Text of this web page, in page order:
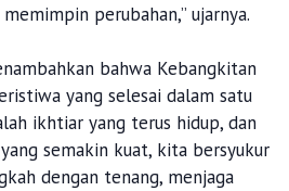
perubahan,” ujarnya.
bahwa Kebangkitan
yang selesai dalam satu
ikhtiar yang terus hidup, dan
semakin kuat, kita bersyukur
dengan tenang, menjaga